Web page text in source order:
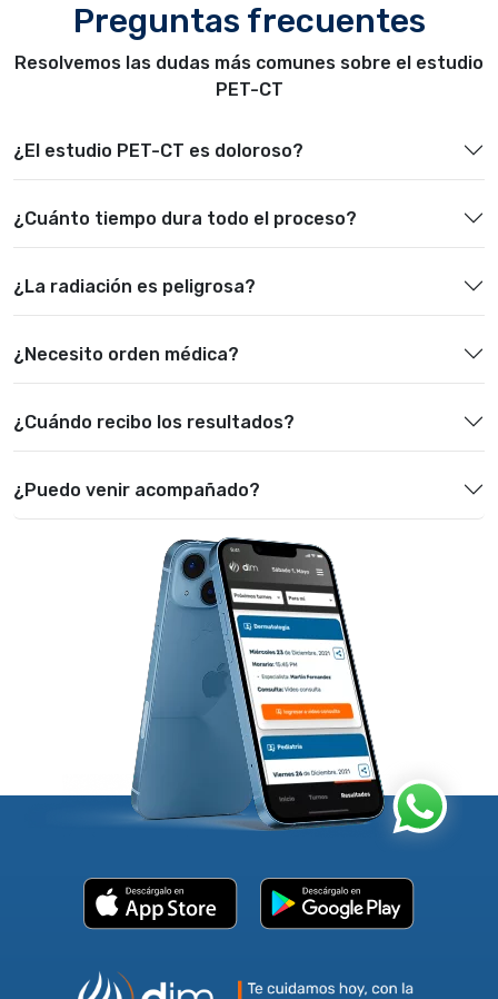
Preguntas frecuentes
Resolvemos las dudas más comunes sobre el estudio
PET-CT
¿El estudio PET-CT es doloroso?
¿Cuánto tiempo dura todo el proceso?
¿La radiación es peligrosa?
¿Necesito orden médica?
¿Cuándo recibo los resultados?
¿Puedo venir acompañado?